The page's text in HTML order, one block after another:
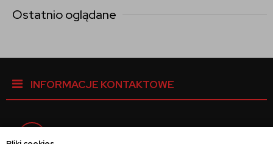
Ostatnio oglądane
INFORMACJE KONTAKTOWE